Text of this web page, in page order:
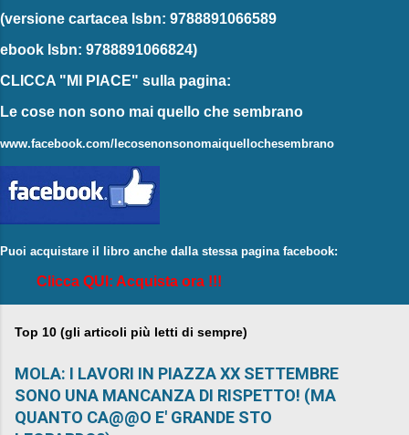
(versione cartacea Isbn: 9788891066589
ebook Isbn: 9788891066824)
CLICCA "MI PIACE" sulla pagina:
Le cose non sono mai quello che sembrano
www.facebook.com/lecosenonsonomaiquellochesembrano
Puoi acquistare il libro anche dalla stessa pagina facebook:
Clicca QUI: Acquista ora !!!
Top 10 (gli articoli più letti di sempre)
MOLA: I LAVORI IN PIAZZA XX SETTEMBRE
SONO UNA MANCANZA DI RISPETTO! (MA
QUANTO CA@@O E' GRANDE STO